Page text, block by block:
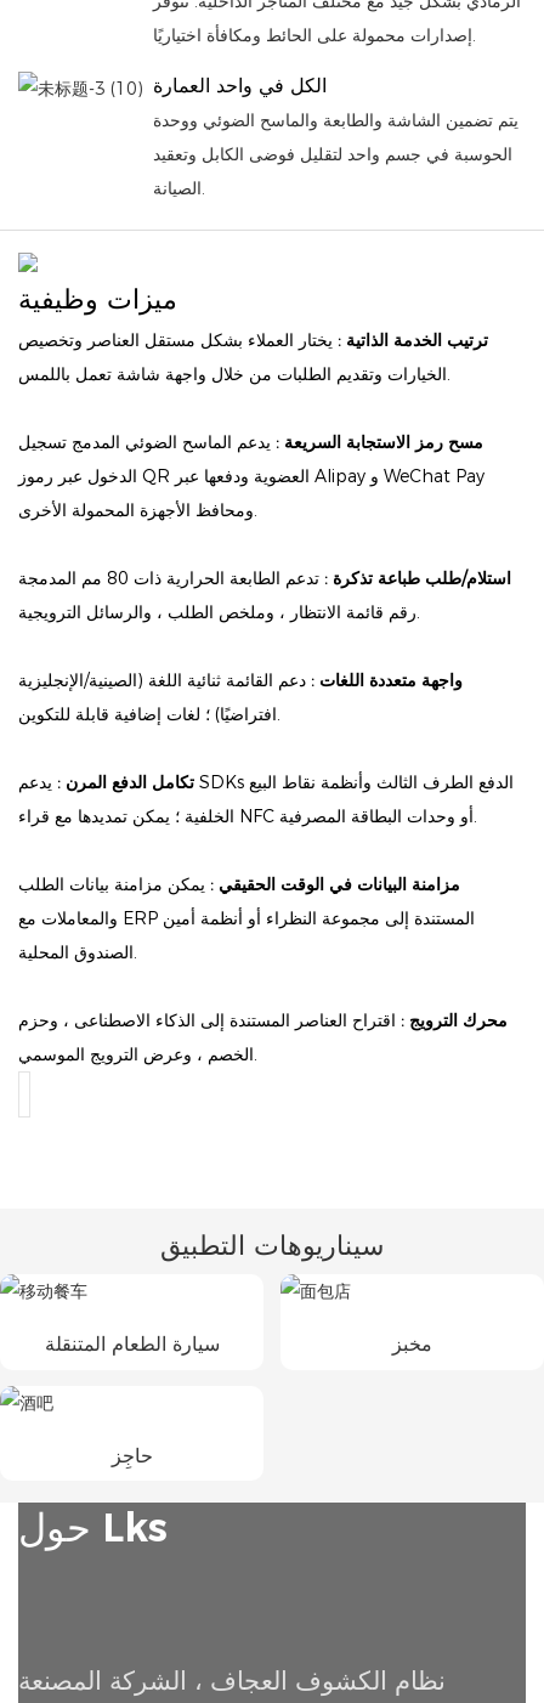
إصدارات محمولة على الحائط ومكافأة اختياريًا.
الكل في واحد العمارة
يتم تضمين الشاشة والطابعة والماسح الضوئي ووحدة
الحوسبة في جسم واحد لتقليل فوضى الكابل وتعقيد
الصيانة.
ميزات وظيفية
ترتيب الخدمة الذاتية : يختار العملاء بشكل مستقل العناصر وتخصيص
مسح رمز الاستجابة السريعة : يدعم الماسح الضوئي المدمج تسجيل
الدخول عبر رموز QR العضوية ودفعها عبر Alipay و WeChat Pay
استلام/طلب طباعة تذكرة :
تدعم الطابعة الحرارية ذات 80 مم المدمجة
واجهة متعددة اللغات : دعم القائمة ثنائية اللغة (الصينية/الإنجليزية
تكامل الدفع المرن : يدعم SDKs الدفع الطرف الثالث وأنظمة نقاط البيع
مزامنة البيانات في الوقت الحقيقي : يمكن مزامنة بيانات الطلب
والمعاملات مع ERP المستندة إلى مجموعة النظراء أو أنظمة أمين
محرك الترويج : اقتراح العناصر المستندة إلى الذكاء الاصطناعى ، وحزم
سيناريوهات التطبيق
سيارة الطعام المتنقلة مخبز
حاجِز
حول Lks
نظام الكشوف العجاف ، الشركة المصنعة